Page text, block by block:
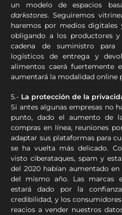
un modelo de espacios
darkstores. Seguiremos
haremos por medios digitales
obligando a los productores
cadena de suministro para
logísticos de entrega y
alimentos caerá fuertemente
aumentará la modalidad online
5.- La protección de la
Si antes algunas empresas no
punto, dado el aumento de
compras en línea, reuniones
adaptar sus plataformas para
se ha vuelta más delicado.
visto ciberataques, spam y
del 2020 habían aumentado
del mismo año. Las marcas
estará dado por la
credibilidad, y los
reacios a vender nuestros